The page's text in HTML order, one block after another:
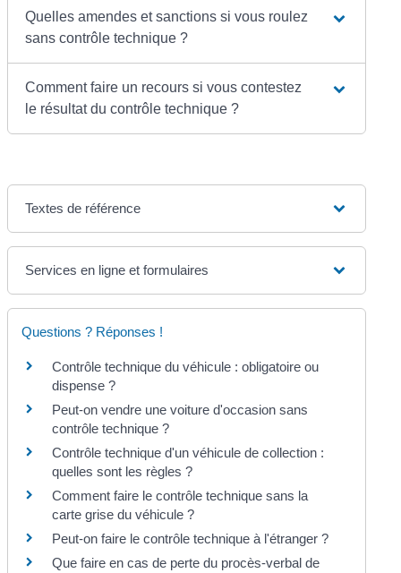
Quelles amendes et sanctions si vous roulez
sans contrôle technique ?
Comment faire un recours si vous contestez
le résultat du contrôle technique ?
Textes de référence
Services en ligne et formulaires
Questions ? Réponses !
Contrôle technique du véhicule : obligatoire ou
dispense ?
Peut-on vendre une voiture d'occasion sans
contrôle technique ?
Contrôle technique d'un véhicule de collection :
quelles sont les règles ?
Comment faire le contrôle technique sans la
carte grise du véhicule ?
Peut-on faire le contrôle technique à l'étranger ?
Que faire en cas de perte du procès-verbal de